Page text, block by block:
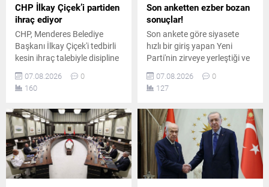
CHP İlkay Çiçek’i partiden
ihraç ediyor
CHP, Menderes Belediye
Başkanı İlkay Çiçek'i tedbirli
kesin ihraç talebiyle disipline
ilkeleri ve örgüt disiplini
kapsamında yapılan
alındığı açıklandı.
07.08.2026
0
160
Son anketten ezber bozan
sonuçlar!
Son ankete göre siyasete
hızlı bir giriş yapan Yeni
Parti'nin zirveye yerleştiği ve
aldığı ankette, CHP ve
MHP'nin yaşadığı tarihi oy
gerilemeleri dikkat çekti.
07.08.2026
0
127